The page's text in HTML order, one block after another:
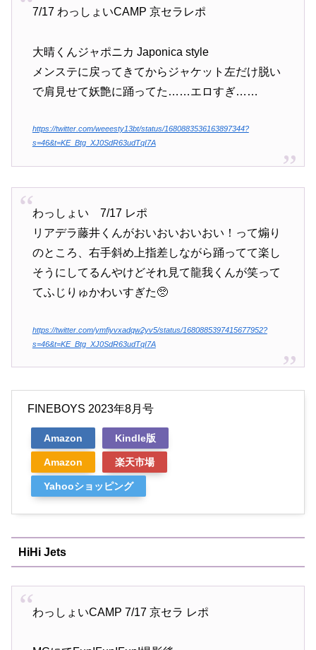
7/17 わっしょいCAMP 京セラレポ
大晴くんジャポニカ Japonica style
メンステに戻ってきてからジャケット左だけ脱い
で肩見せて妖艶に踊ってた……エロすぎ……
https://twitter.com/weeesty13bt/status/1680883536163897344?
s=46&t=KE_Btg_XJ0SdR63udTqI7A
わっしょい 7/17 レポ
リアデラ藤井くんがおいおいおいおい！って煽り
のところ、右手斜め上指差しながら踊ってて楽し
そうにしてるんやけどそれ見て龍我くんが笑って
てふじりゅかわいすぎた🥺
https://twitter.com/ymfiyvxadqw2yv5/status/1680885397415677952?
s=46&t=KE_Btg_XJ0SdR63udTqI7A
FINEBOYS 2023年8月号
Amazon Kindle版
Amazon 楽天市場
Yahooショッピング
HiHi Jets
わっしょいCAMP 7/17 京セラ レポ